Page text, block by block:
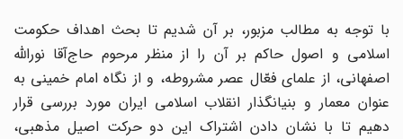
با توجه به مطالب مزبور، بر آن شدیم تا بحث اهداف حکومت
اسلامی و اصول حاکم بر آن را از منظر مرحوم حاج‌آقا نوراللّه
اصفهانی، از علمای فعّال عصر مشروطه، و از نگاه امام خمینی به
عنوان معمار و بنیانگذار انقلاب اسلامی ایران مورد بررسی قرار
دهیم تا با نشان دادن اشتراک این دو حرکت اصیل مذهبی،